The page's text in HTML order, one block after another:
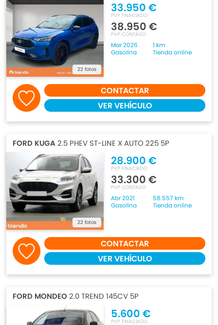
22 fotos
33.950 €
PVP FINACIADO
38.950 €
PVP CONTADO
Mar 2026
1 km
Gasolina
Tienda online
CONTACTAR
VER VEHÍCULO
FORD KUGA2.5 PHEV ST-LINE X AUTO 225 5P
22 fotos
28.900 €
PVP FINACIADO
33.300 €
PVP CONTADO
Abr 2021
58.557 km
Gasolina
Tienda online
CONTACTAR
VER VEHÍCULO
FORD MONDEO2.0 TREND 145CV 5P
5.600 €
PVP FINACIADO